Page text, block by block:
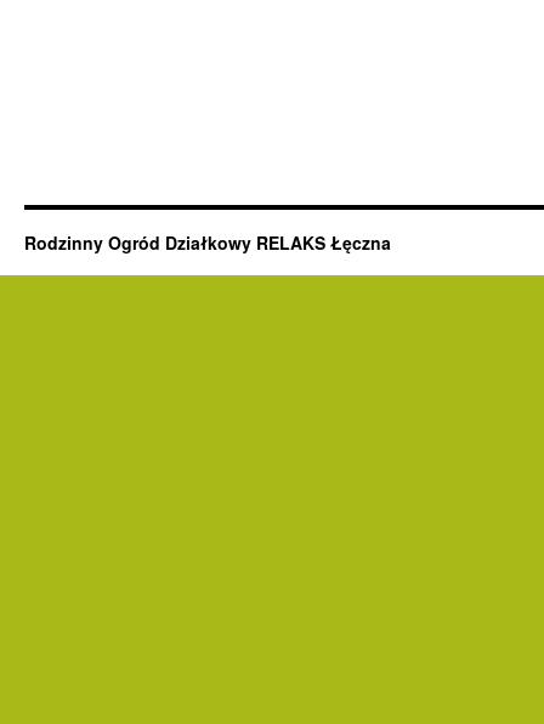
Rodzinny Ogród Działkowy RELAKS Łęczna